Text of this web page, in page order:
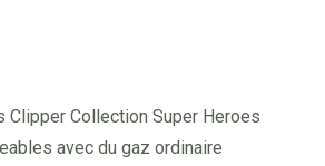
Clipper Collection Super Heroes
avec du gaz ordinaire